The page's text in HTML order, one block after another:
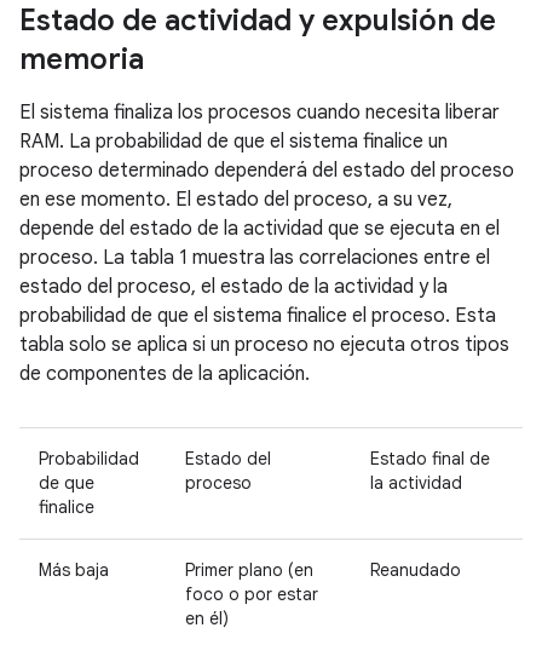
Estado de actividad y expulsión de
memoria
El sistema finaliza los procesos cuando necesita liberar
RAM. La probabilidad de que el sistema finalice un
proceso determinado dependerá del estado del proceso
en ese momento. El estado del proceso, a su vez,
depende del estado de la actividad que se ejecuta en el
proceso. La tabla 1 muestra las correlaciones entre el
estado del proceso, el estado de la actividad y la
probabilidad de que el sistema finalice el proceso. Esta
tabla solo se aplica si un proceso no ejecuta otros tipos
de componentes de la aplicación.
Probabilidad
de que
finalice
Estado del
proceso
Estado final de
la actividad
Más baja
Primer plano (en
foco o por estar
en él)
Reanudado